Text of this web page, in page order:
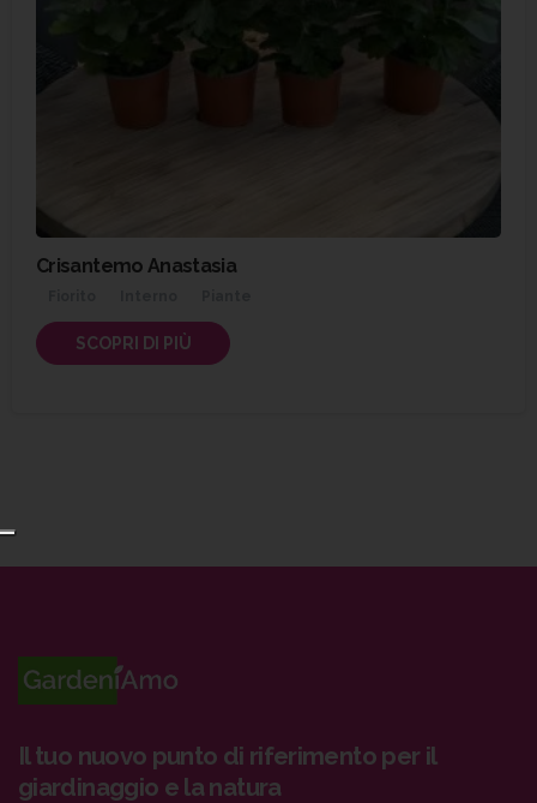
Crisantemo Anastasia
SCOPRI DI PIÙ
Il tuo nuovo punto di riferimento per il
giardinaggio e la natura